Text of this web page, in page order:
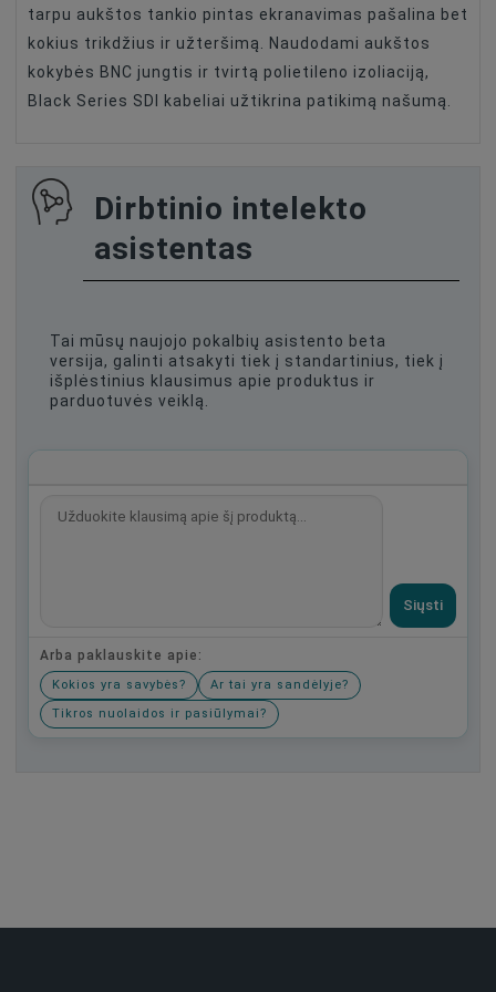
tarpu aukštos tankio pintas ekranavimas pašalina bet
kokius trikdžius ir užteršimą. Naudodami aukštos
kokybės BNC jungtis ir tvirtą polietileno izoliaciją,
Black Series SDI kabeliai užtikrina patikimą našumą.
Dirbtinio intelekto
asistentas
Tai mūsų naujojo pokalbių asistento beta
versija, galinti atsakyti tiek į standartinius, tiek į
išplėstinius klausimus apie produktus ir
parduotuvės veiklą.
Siųsti
Arba paklauskite apie:
Kokios yra savybės?
Ar tai yra sandėlyje?
Tikros nuolaidos ir pasiūlymai?